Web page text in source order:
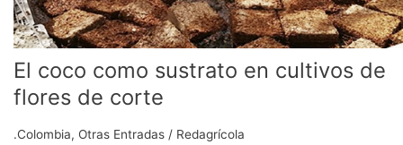
El coco como sustrato en cultivos de
flores de corte
.Colombia, Otras Entradas / Redagrícola
corte